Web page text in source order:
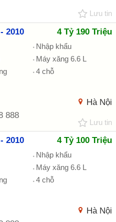
Lưu tin
2010 4 Tỷ 190 Triệu
Nhập khẩu
Máy xăng 6.6 L
4 chỗ
Hà Nội
888
Lưu tin
2010 4 Tỷ 100 Triệu
Nhập khẩu
Máy xăng 6.6 L
4 chỗ
Hà Nội